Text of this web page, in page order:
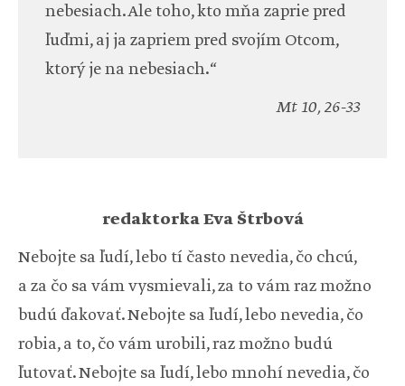
nebesiach. Ale toho, kto mňa zaprie pred
ľuďmi, aj ja zapriem pred svojím Otcom,
ktorý je na nebesiach.“
Mt 10, 26-33
redaktorka Eva Štrbová
Nebojte sa ľudí, lebo tí často nevedia, čo chcú,
a za čo sa vám vysmievali, za to vám raz možno
budú ďakovať. Nebojte sa ľudí, lebo nevedia, čo
robia, a to, čo vám urobili, raz možno budú
ľutovať. Nebojte sa ľudí, lebo mnohí nevedia, čo